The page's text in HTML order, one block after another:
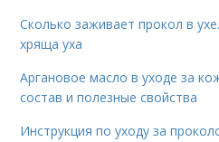
Сколько заживает прокол в
хряща уха
Аргановое масло в уходе за
состав и полезные свойства
Инструкция по уходу за